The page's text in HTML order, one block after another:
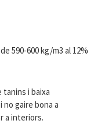
590-600 kg/m3 al 12%
i baixa
gaire bona a
a interiors.